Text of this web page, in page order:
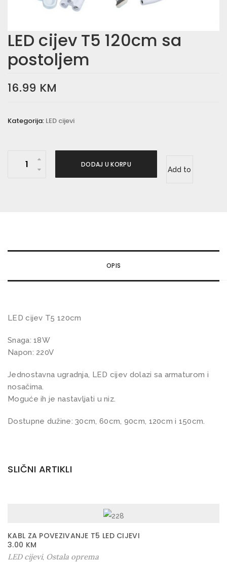
LED cijev T5 120cm sa
postoljem
16.99 KM
Kategorija: LED cijevi
5
2
c
m
s
a
p
s
l
o
l
DODAJ U KORPU
Add to
OPIS
LED cijev T5 120cm
Snaga: 18W
Napon: 220V
Jednostavna ugradnja, LED cijev dolazi sa armaturom i
nosačima.
Moguće ih je nastavljati u niz.
Dostupne dužine: 30cm, 60cm, 90cm, 120cm i 150cm.
SLIČNI ARTIKLI
KABL ZA POVEZIVANJE T5 LED CIJEVI
3.00 KM
LED cijevi, Ostala oprema